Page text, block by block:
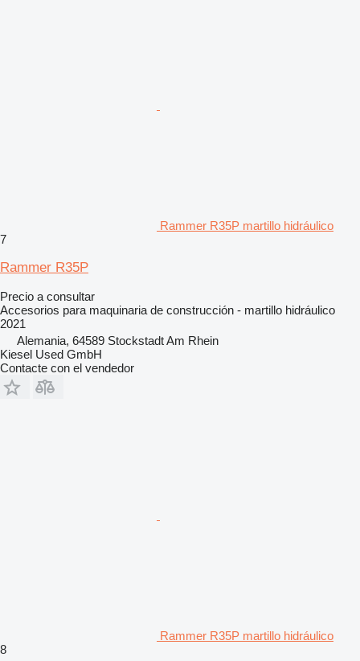
Rammer R35P martillo hidráulico
7
Rammer R35P
Precio a consultar
Accesorios para maquinaria de construcción - martillo hidráulico
2021
Alemania, 64589 Stockstadt Am Rhein
Kiesel Used GmbH
Contacte con el vendedor
Rammer R35P martillo hidráulico
8